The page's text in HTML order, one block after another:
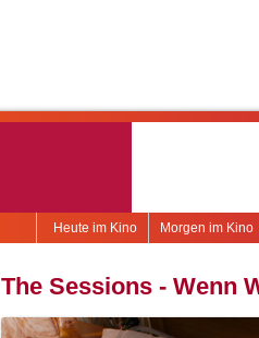
Morgen im Kino
Heute im Kino
The Sessions - Wenn